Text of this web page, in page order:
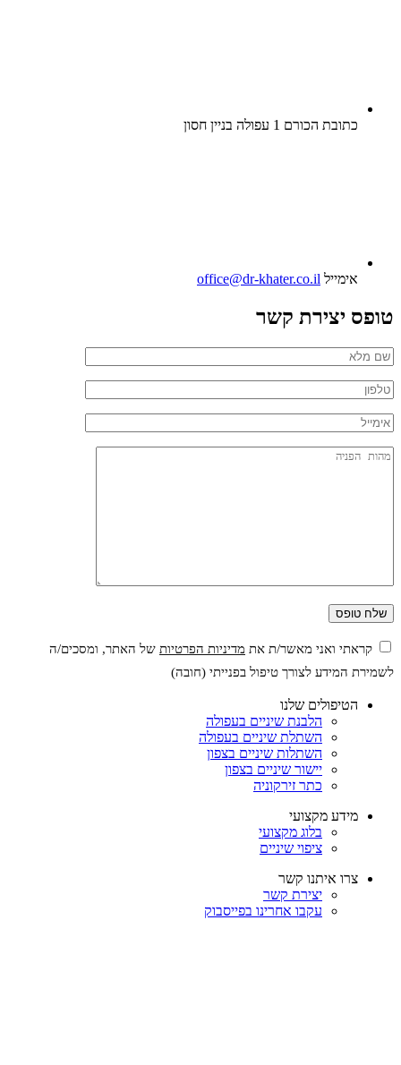
כתובת הכורם 1 עפולה בניין חסון
אימייל office@dr-khater.co.il
טופס יצירת קשר
קראתי ואני מאשר/ת את מדיניות הפרטיות של האתר, ומסכים/ה
לשמירת המידע לצורך טיפול בפנייתי (חובה)
הטיפולים שלנו
הלבנת שיניים בעפולה
השתלת שיניים בעפולה
השתלות שיניים בצפון
יישור שיניים בצפון
כתר זירקוניה
מידע מקצועי
בלוג מקצועי
ציפוי שיניים
צרו איתנו קשר
יצירת קשר
עקבו אחרינו בפייסבוק